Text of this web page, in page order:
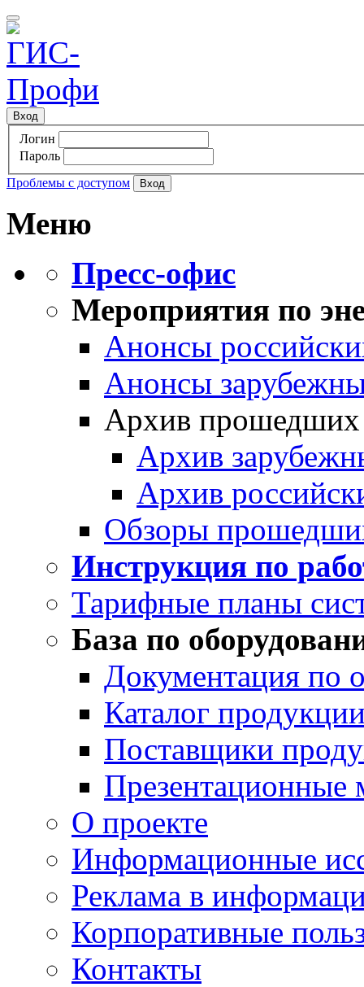
Вход
Логин
Пароль
Проблемы с доступом
Меню
Пресс-офис
Мероприятия по
Анонсы
Анонсы
Архив прошедших
Архив
Архив
Обзоры
Инструкция по
Тарифные планы
База по
Документация по
Каталог
Поставщики
Презентационные
О проекте
Информационные
Реклама в
Корпоративные
Контакты